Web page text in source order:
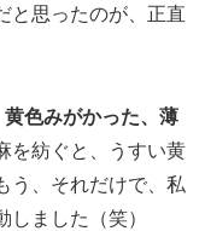
と思ったのが、正直
黄色みがかった、薄
を紡ぐと、うすい黄
う、それだけで、私
ました（笑）